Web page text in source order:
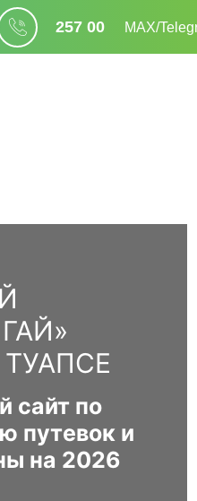
257 00 МАХ/
сайт по
путевок и
на 2026